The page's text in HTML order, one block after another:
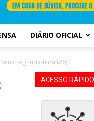
DIÁRIO OFICIAL
na segunda-feira (26)...
ACESSO RÁPIDO